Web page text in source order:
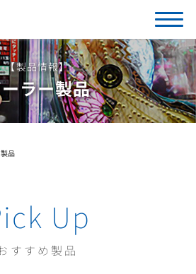
【製品情報】
ラー製品
品
Up
すすめ製品